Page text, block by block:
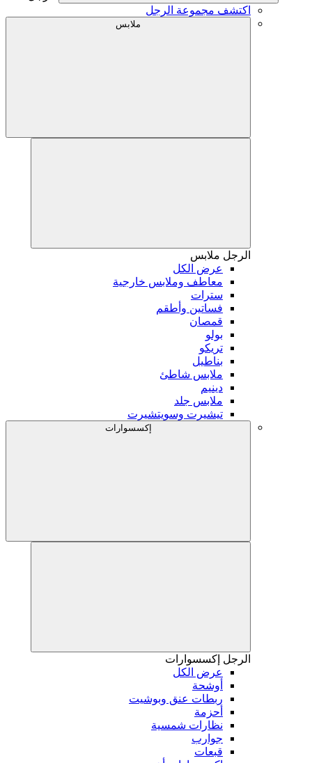
اكتشف مجموعة الرجل
ملابس
الرجل ملابس
عرض الكل
معاطف وملابس خارجية
سترات
فساتين وأطقم
قمصان
بولو
تريكو
بناطيل
ملابس شاطئ
دينيم
ملابس جلد
تيشيرت وسويتشيرت
إكسسوارات
الرجل إكسسوارات
عرض الكل
أوشحة
ربطات عنق وبوشيت
أحزمة
نظارات شمسية
جوارب
قبعات